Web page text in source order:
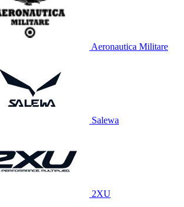
Aeronautica Militare
Salewa
2XU